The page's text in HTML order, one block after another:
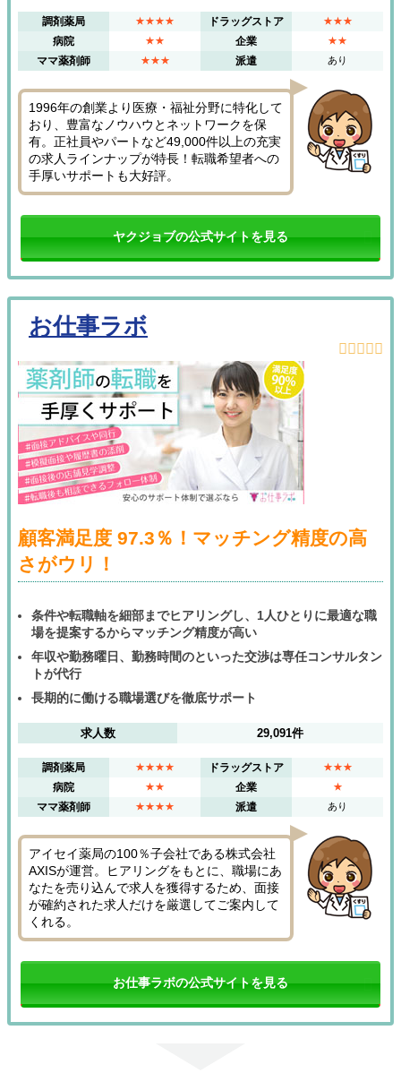
調剤薬局 ★★★★ ドラッグストア ★★★
病院 ★★ 企業 ★★
ママ薬剤師 ★★★ 派遣 あり
1996年の創業より医療・福祉分野に特化して
おり、豊富なノウハウとネットワークを保
有。正社員やパートなど49,000件以上の充実
の求人ラインナップが特長！転職希望者への
手厚いサポートも大好評。
ヤクジョブの公式サイトを見る
お仕事ラボ
顧客満足度 97.3％！マッチング精度の高
さがウリ！
条件や転職軸を細部までヒアリングし、1人ひとりに最適な職
場を提案するからマッチング精度が高い
年収や勤務曜日、勤務時間のといった交渉は専任コンサルタン
トが代行
長期的に働ける職場選びを徹底サポート
求人数 29,091件
調剤薬局 ★★★★ ドラッグストア ★★★
病院 ★★ 企業 ★
ママ薬剤師 ★★★★ 派遣 あり
アイセイ薬局の100％子会社である株式会社
AXISが運営。ヒアリングをもとに、職場にあ
なたを売り込んで求人を獲得するため、面接
が確約された求人だけを厳選してご案内して
くれる。
お仕事ラボの公式サイトを見る